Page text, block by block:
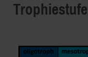
Trophiestufe